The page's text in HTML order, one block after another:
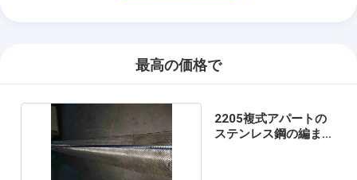
最高の価格で
2205複式アパートの
ステンレス鋼の編まれ